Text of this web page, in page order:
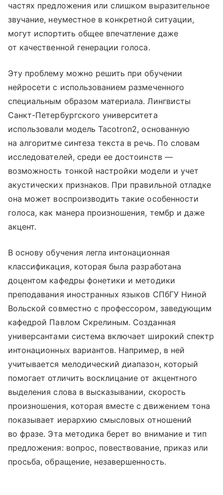
частях предложения или слишком выразительное
звучание, неуместное в конкретной ситуации,
могут испортить общее впечатление даже
от качественной генерации голоса.
Эту проблему можно решить при обучении
нейросети с использованием размеченного
специальным образом материала. Лингвисты
Санкт-Петербургского университета
использовали модель Tacotron2, основанную
на алгоритме синтеза текста в речь. По словам
исследователей, среди ее достоинств —
возможность тонкой настройки модели и учет
акустических признаков. При правильной отладке
она может воспроизводить такие особенности
голоса, как манера произношения, тембр и даже
акцент.
В основу обучения легла интонационная
классификация, которая была разработана
доцентом кафедры фонетики и методики
преподавания иностранных языков СПбГУ Ниной
Вольской совместно с профессором, заведующим
кафедрой Павлом Скрелиным. Созданная
универсантами система включает широкий спектр
интонационных вариантов. Например, в ней
учитывается мелодический диапазон, который
помогает отличить восклицание от акцентного
выделения слова в высказывании, скорость
произношения, которая вместе с движением тона
показывает иерархию смысловых отношений
во фразе. Эта методика берет во внимание и тип
предложения: вопрос, повествование, приказ или
просьба, обращение, незавершенность.